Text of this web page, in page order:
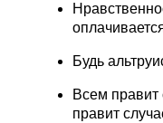
Будь
Всем правит
правит